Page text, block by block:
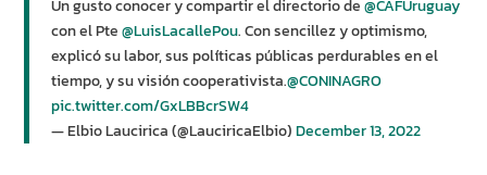
Un gusto conocer y compartir el directorio de@CAFUruguay
con el Pte@LuisLacallePou. Con sencillez y optimismo,
explicó su labor, sus políticas públicas perdurables en el
tiempo, y su visión cooperativista.@CONINAGRO
pic.twitter.com/GxLBBcrSW4
— Elbio Laucirica (@LauciricaElbio)December 13, 2022